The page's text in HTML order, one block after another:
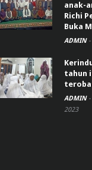
anak-
Richi
Buka
ADMIN -
tahun
ADMIN -
2023